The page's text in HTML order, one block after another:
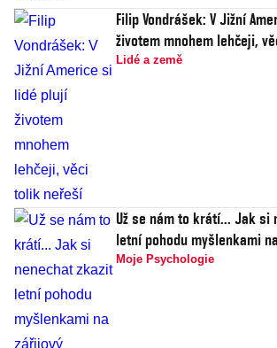
Filip Vondrášek: V Jižní
životem mnohem lehčeji,
Lidé a země
Už se nám to krátí... Jak si
letní pohodu myšlenkami
Moje Psychologie